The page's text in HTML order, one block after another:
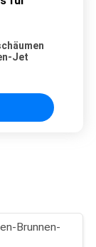
Jet
Brunnen-